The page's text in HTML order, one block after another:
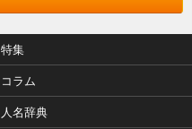
特集
コラム
人名辞典